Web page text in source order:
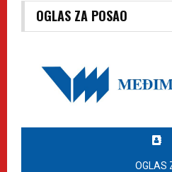
OGLAS ZA POSAO
OGLAS